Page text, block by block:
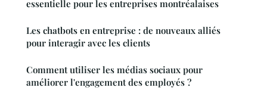
essentielle pour les entreprises montréalaises
Les chatbots en entreprise : de nouveaux alliés
pour interagir avec les clients
Comment utiliser les médias sociaux pour
améliorer l'engagement des employés ?